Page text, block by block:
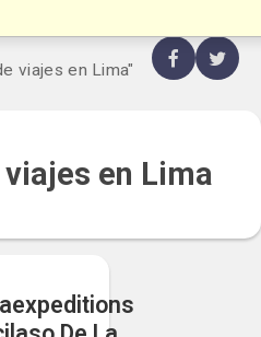
viajes en Lima"
en Lima